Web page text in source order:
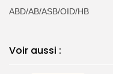
ABD/AB/ASB/OID/HB
Voir aussi :